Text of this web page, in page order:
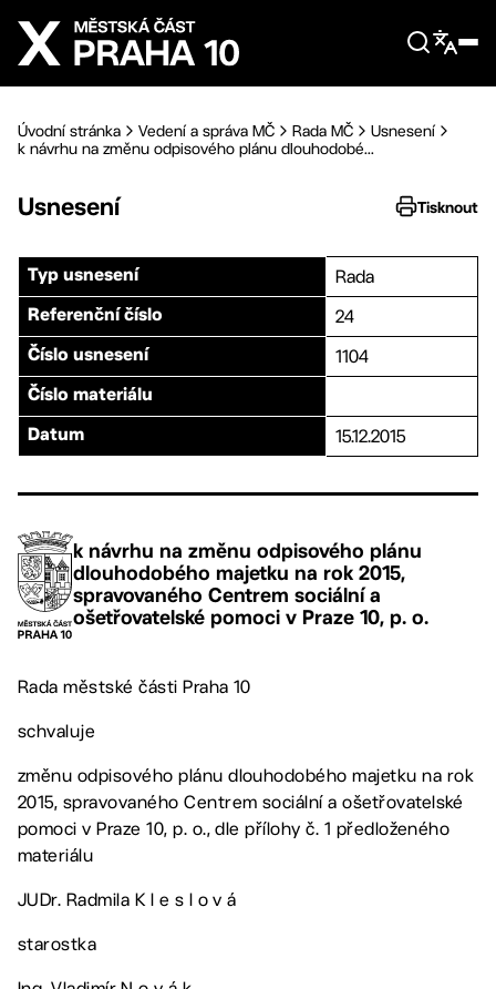
Přejít na hlavní obsah
Úvodní stránka Vedení a správa MČ Rada MČ
Usnesení
k návrhu na změnu odpisového plánu dlouhodobé...
Usnesení Tisknout
Typ usnesení Rada
Referenční číslo 24
Číslo usnesení 1104
Číslo materiálu
Datum 15.12.2015
k návrhu na změnu odpisového plánu
dlouhodobého majetku na rok 2015,
spravovaného Centrem sociální a
ošetřovatelské pomoci v Praze 10, p. o.
Rada městské části Praha 10
schvaluje
změnu odpisového plánu dlouhodobého majetku na rok
2015, spravovaného Centrem sociální a ošetřovatelské
pomoci v Praze 10, p. o., dle přílohy č. 1 předloženého
materiálu
JUDr. Radmila K l e s l o v á
starostka